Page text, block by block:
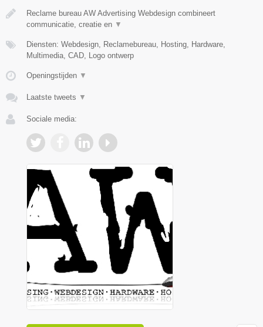
Reclame bureau AW Advertising Webdesign combineert
communicatie, creatie en ▼
Diensten: Webdesign, Reclamebureau, Hosting, Hardware,
Multimedia, CAD, Logo ontwerp
Openingstijden ▼
Laatste tweets ▼
Sociale media: